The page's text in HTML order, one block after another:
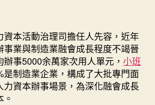
業
與
制
造
業
融
資本活動治理司擔任人先容，近年
事業與制造業融會成長程度不竭晉
事5000余萬家次用人單元， 小班
是制造業企業，構成了大批專門面
力資本辦事場景，為深化融會成長